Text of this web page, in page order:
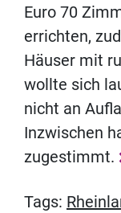
Euro 70
errichten,
Häuser mit
wollte sich
nicht an
Inzwischen
zugestimmt.
Tags: